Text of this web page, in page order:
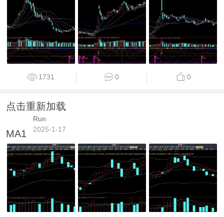
1731 0 0
点击重新加载
Run
2025-1-17
MA1